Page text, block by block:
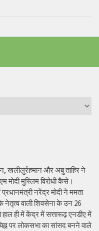
खलीलुर्रहमान और अबु ताहिर ने
मोदी मुस्लिम विरोधी कैसे।
नरेंद्र मोदी ने ममता
नेतृत्व वाली शिवसेना के उन 26
ही में केंद्र में सत्तारूढ़ एनडीए में
पर लोकसभा का सांसद बनने वाले